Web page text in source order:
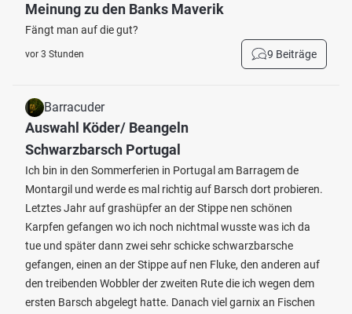
Meinung zu den Banks Maverik
Fängt man auf die gut?
vor 3 Stunden 9 Beiträge
Barracuder
Auswahl Köder/ Beangeln
Schwarzbarsch Portugal
Ich bin in den Sommerferien in Portugal am Barragem de
Montargil und werde es mal richtig auf Barsch dort probieren.
Letztes Jahr auf grashüpfer an der Stippe nen schönen
Karpfen gefangen wo ich noch nichtmal wusste was ich da
tue und später dann zwei sehr schicke schwarzbarsche
gefangen, einen an der Stippe auf nen Fluke, den anderen auf
den treibenden Wobbler der zweiten Rute die ich wegen dem
ersten Barsch abgelegt hatte. Danach viel garnix an Fischen